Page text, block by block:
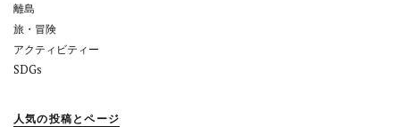
離島
旅・冒険
アクティビティー
SDGs
人気の投稿とページ